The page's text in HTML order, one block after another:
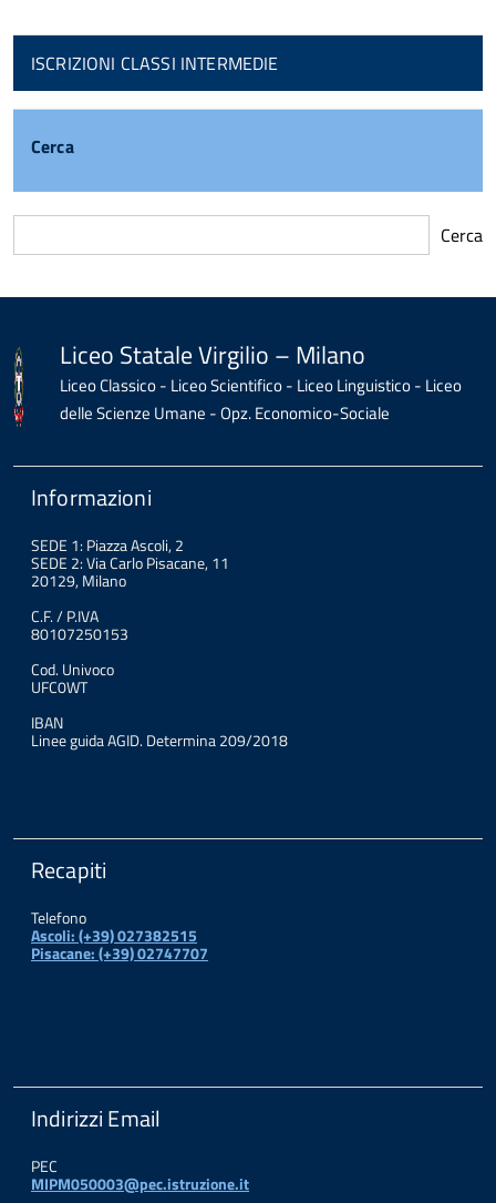
ISCRIZIONI CLASSI INTERMEDIE
Cerca
Cerca
all'inizio
contenutoLiceo Statale Virgilio – Milano
Liceo Classico - Liceo Scientifico - Liceo Linguistico - Liceo
delle Scienze Umane - Opz. Economico-Sociale
Informazioni
SEDE 1: Piazza Ascoli, 2
SEDE 2: Via Carlo Pisacane, 11
20129, Milano
C.F. / P.IVA
80107250153
Cod. Univoco
UFC0WT
IBAN
Linee guida AGID. Determina 209/2018
Recapiti
Telefono
Ascoli: (+39) 027382515
Pisacane: (+39) 02747707
Indirizzi Email
PEC
MIPM050003@pec.istruzione.it